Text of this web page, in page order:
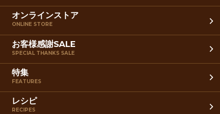
オンラインストア
ONLINE STORE
お客様感謝SALE
SPECIAL THANKS SALE
特集
FEATURES
レシピ
RECIPES